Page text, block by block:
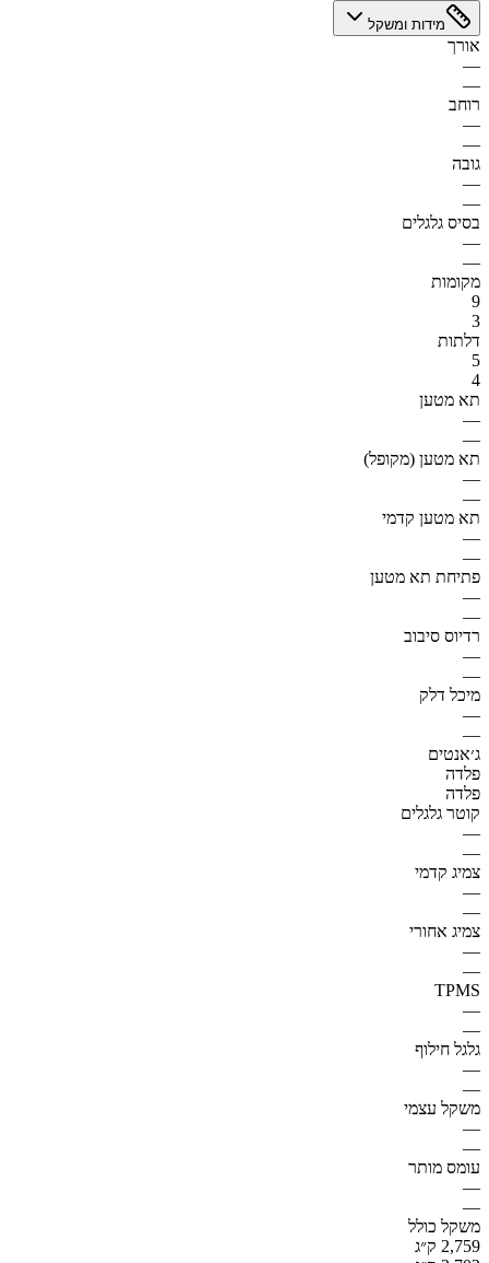
מידות ומשקל
אורך
—
—
רוחב
—
—
גובה
—
—
בסיס גלגלים
—
—
מקומות
9
3
דלתות
5
4
תא מטען
—
—
תא מטען (מקופל)
—
—
תא מטען קדמי
—
—
פתיחת תא מטען
—
—
רדיוס סיבוב
—
—
מיכל דלק
—
—
ג׳אנטים
פלדה
פלדה
קוטר גלגלים
—
—
צמיג קדמי
—
—
צמיג אחורי
—
—
TPMS
—
—
גלגל חילוף
—
—
משקל עצמי
—
—
עומס מותר
—
—
משקל כולל
2,759 ק״ג